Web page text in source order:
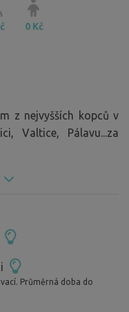
0 Kč
z nejvyšších kopců v
Valtice, Pálavu...za
Průměrná doba do